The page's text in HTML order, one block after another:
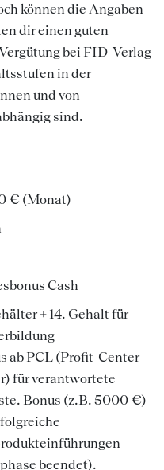
können die Angaben
dir einen guten
bei FID-Verlag
in der
und von
sind.
€ (Monat)
Cash
+ 14. Gehalt für
ab PCL (Profit-Center
für verantwortete
Bonus (z.B. 5000 €)
beendet).